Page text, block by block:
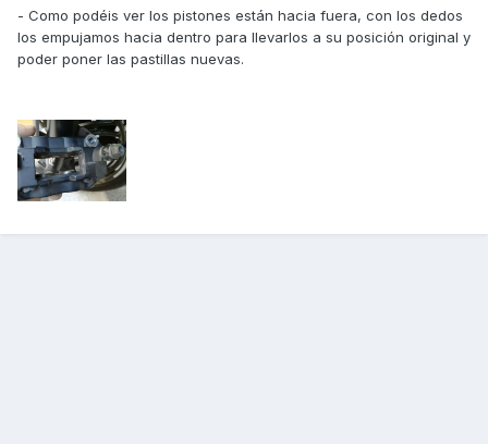
- Como podéis ver los pistones están hacia fuera, con los dedos
los empujamos hacia dentro para llevarlos a su posición original y
poder poner las pastillas nuevas.